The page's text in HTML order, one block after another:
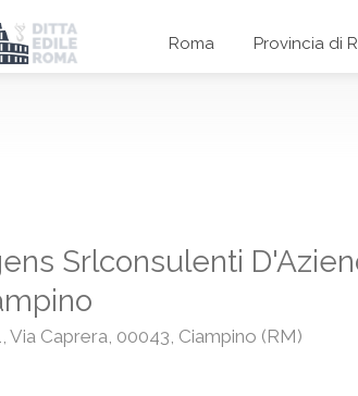
Roma Provincia di
Srlconsulenti
Via Caprera, 00043, Ciampino (RM)